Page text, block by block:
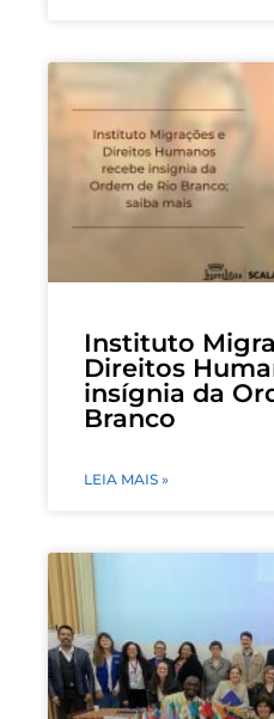
Instituto
Direitos
insígnia da
Branco
LEIA MAIS »